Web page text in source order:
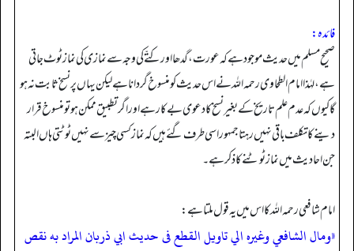
فائدہ:
صحیح مسلم میں حدیث موجود ہے کہ عورت، گدھا اور کتّے کی وجہ سے نمازی کی نماز ٹوٹ جاتی
ہے، لہٰذا امام الطحاوی رحمہ اللہ نے اس حدیث کو منسوخ گردانا ہے لیکن یہاں پر نسخ ثابت نہ ہو
گا کیوں کہ عدم علم تاریخ کے بغیر نسخ کا دعوی بےکار ہے اور اگر تطبیق ممکن ہو تو منسوخ قرار
دینے کا تکلف باقی نہیں رہتا جمہور اسی طرف گئے ہیں کہ نماز کسی چیز سے نہیں ٹوٹتی ہاں البتہ
جن احادیث میں نماز ٹوٹنے کا ذکر ہے۔
امام شافعی رحمہ اللہ کا اس میں یہ قول ملتا ہے:
«ومال الشافعي وغيره الي تاويل القطع فى حديث ابي ذربان المراد به نقص